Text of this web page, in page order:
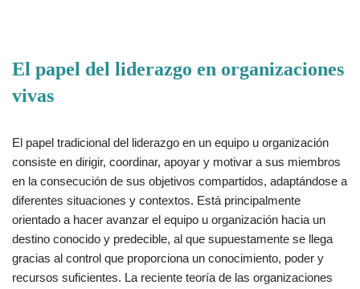
El papel del liderazgo en organizaciones
vivas
El papel tradicional del liderazgo en un equipo u organización
consiste en dirigir, coordinar, apoyar y motivar a sus miembros
en la consecución de sus objetivos compartidos, adaptándose a
diferentes situaciones y contextos. Está principalmente
orientado a hacer avanzar el equipo u organización hacia un
destino conocido y predecible, al que supuestamente se llega
gracias al control que proporciona un conocimiento, poder y
recursos suficientes. La reciente teoría de las organizaciones